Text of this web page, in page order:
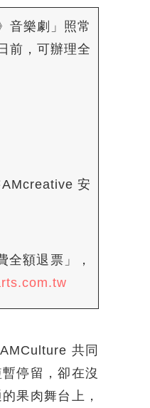
音樂劇」照常
前，可辦理全
安
額退票」，
共同
停留，卻在沒
果肉舞台上，